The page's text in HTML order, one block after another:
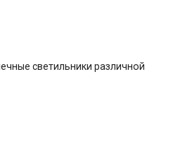
светильники различной